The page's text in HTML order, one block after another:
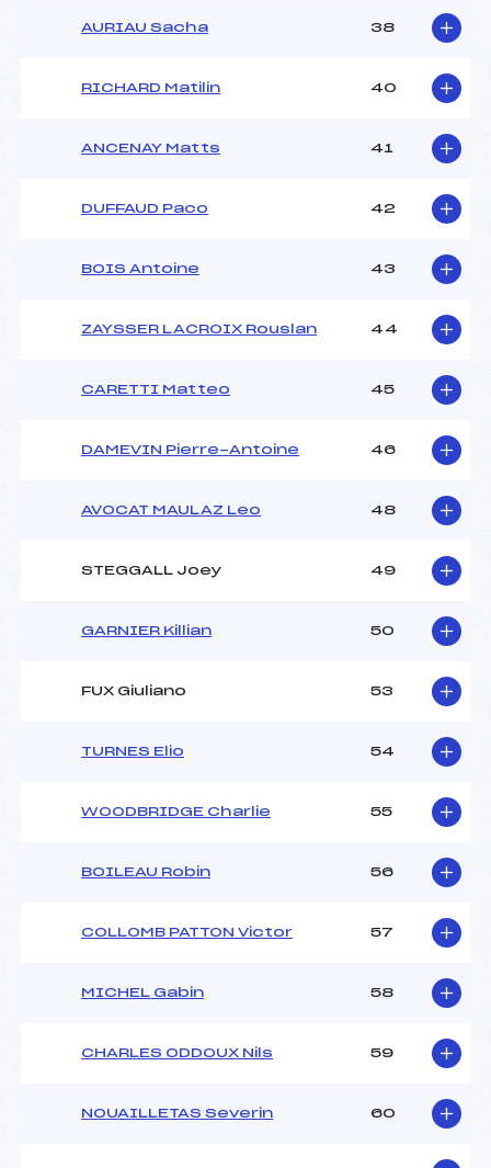
AURIAU Sacha 38
RICHARD Matilin 40
ANCENAY Matts 41
DUFFAUD Paco 42
BOIS Antoine 43
ZAYSSER LACROIX Rouslan 44
CARETTI Matteo 45
DAMEVIN Pierre-Antoine 46
AVOCAT MAULAZ Leo 48
STEGGALL Joey 49
GARNIER Killian 50
FUX Giuliano 53
TURNES Elio 54
WOODBRIDGE Charlie 55
BOILEAU Robin 56
COLLOMB PATTON Victor 57
MICHEL Gabin 58
CHARLES ODDOUX Nils 59
NOUAILLETAS Severin 60